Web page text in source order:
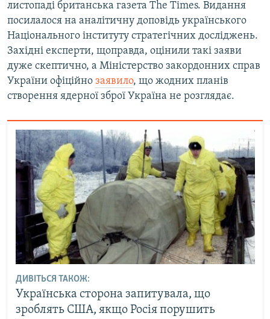
листопаді британська газета The Times. Видання
посилалося на аналітичну доповідь українського
Національного інституту стратегічних досліджень.
Західні експерти, щоправда, оцінили такі заяви
дуже скептично, а Міністерство закордонних справ
України офіційно заявило, що жодних планів
створення ядерної зброї Україна не розглядає.
ДИВІТЬСЯ ТАКОЖ:
Українська сторона запитувала, що
зроблять США, якщо Росія порушить